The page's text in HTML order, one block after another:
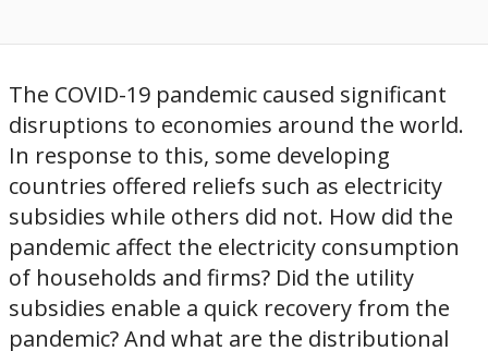
The COVID-19 pandemic caused significant
disruptions to economies around the world.
In response to this, some developing
countries offered reliefs such as electricity
subsidies while others did not. How did the
pandemic affect the electricity consumption
of households and firms? Did the utility
subsidies enable a quick recovery from the
pandemic? And what are the distributional